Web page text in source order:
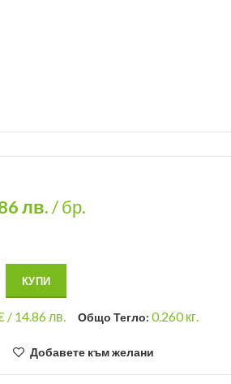
лв./ бр.
КУПИ
/ 14.86 лв. Общо Тегло: 0.260кг.
Добавете към желани